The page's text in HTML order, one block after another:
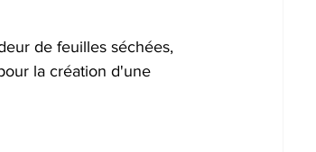
de feuilles séchées,
la création d'une